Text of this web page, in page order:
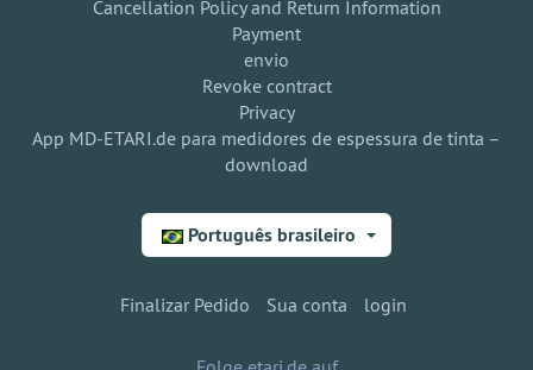
Cancellation Policy and Return Information
Payment
envio
Revoke contract
Privacy
App MD-ETARI.de para medidores de espessura de tinta –
download
Português brasileiro
Finalizar Pedido Sua conta login